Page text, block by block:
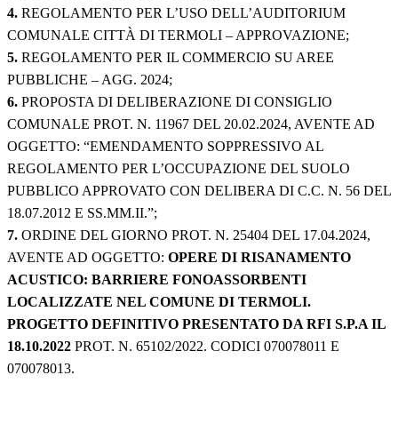
4. REGOLAMENTO PER L’USO DELL’AUDITORIUM
COMUNALE CITTÀ DI TERMOLI – APPROVAZIONE;
5. REGOLAMENTO PER IL COMMERCIO SU AREE
PUBBLICHE – AGG. 2024;
6. PROPOSTA DI DELIBERAZIONE DI CONSIGLIO
COMUNALE PROT. N. 11967 DEL 20.02.2024, AVENTE AD
OGGETTO: “EMENDAMENTO SOPPRESSIVO AL
REGOLAMENTO PER L’OCCUPAZIONE DEL SUOLO
PUBBLICO APPROVATO CON DELIBERA DI C.C. N. 56 DEL
18.07.2012 E SS.MM.II.”;
7. ORDINE DEL GIORNO PROT. N. 25404 DEL 17.04.2024,
AVENTE AD OGGETTO: OPERE DI RISANAMENTO
ACUSTICO: BARRIERE FONOASSORBENTI
LOCALIZZATE NEL COMUNE DI TERMOLI.
PROGETTO DEFINITIVO PRESENTATO DA RFI S.P.A IL
18.10.2022 PROT. N. 65102/2022. CODICI 070078011 E
070078013.